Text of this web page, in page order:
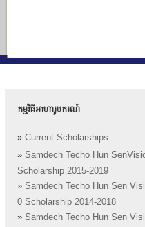
កម្មវិធីអាហារូបករណ៍
» Current Scholarships
» Samdech Techo Hun
Scholarship 2015-2019
» Samdech Techo Hun Sen
0 Scholarship 2014-2018
» Samdech Techo Hun Sen